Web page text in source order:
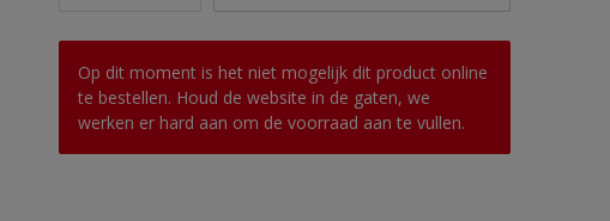
Op dit moment is het niet mogelijk dit product online
te bestellen. Houd de website in de gaten, we
werken er hard aan om de voorraad aan te vullen.